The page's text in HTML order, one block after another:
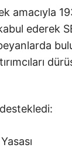
amacıyla
ederek